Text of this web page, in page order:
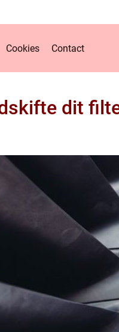
Cookies Contact
dit